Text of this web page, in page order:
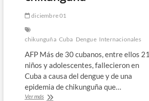
diciembre 01
chikunguña Cuba Dengue Internacionales
AFP Más de 30 cubanos, entre ellos 21
niños y adolescentes, fallecieron en
Cuba a causa del dengue y de una
epidemia de chikunguña que…
Ver másMueren